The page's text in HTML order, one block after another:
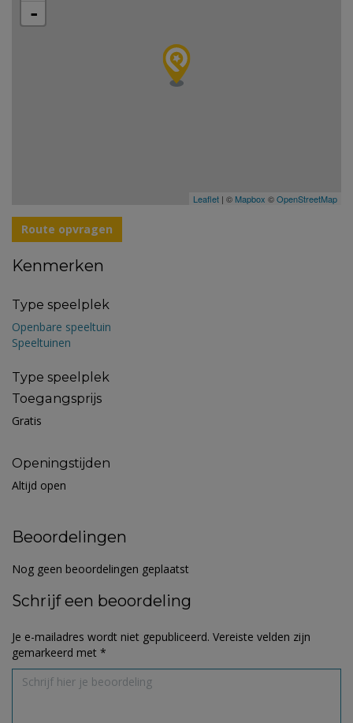
-
Leaflet | © Mapbox ©OpenStreetMap
Route opvragen
Kenmerken
Type speelplek
Openbare speeltuin
Speeltuinen
Type speelplek
Toegangsprijs
Gratis
Openingstijden
Altijd open
Beoordelingen
Nog geen beoordelingen geplaatst
Schrijf een beoordeling
Je e-mailadres wordt niet gepubliceerd. Vereiste velden zijn
gemarkeerd met *